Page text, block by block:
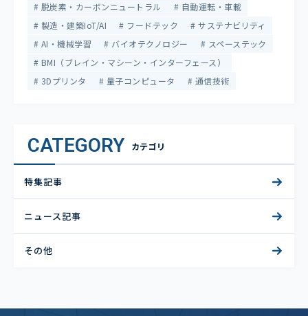
脱炭素・カーボンニュートラル
自動運転・車載
製造・建築IoT/AI
フードテック
サステナビリティ
AI・機械学習
バイオテクノロジー
スペーステック
BMI（ブレイン・マシーン・インターフェース）
3Dプリンタ
量子コンピュータ 通信技術
CATEGORY カテゴリ
特集記事
ニュース記事
その他